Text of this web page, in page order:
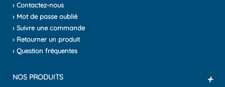
› Contactez-nous
› Mot de passe oublié
› Suivre une commande
› Retourner un produit
› Question fréquentes
NOS PRODUITS +